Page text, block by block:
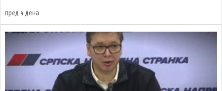
пред 4 дена